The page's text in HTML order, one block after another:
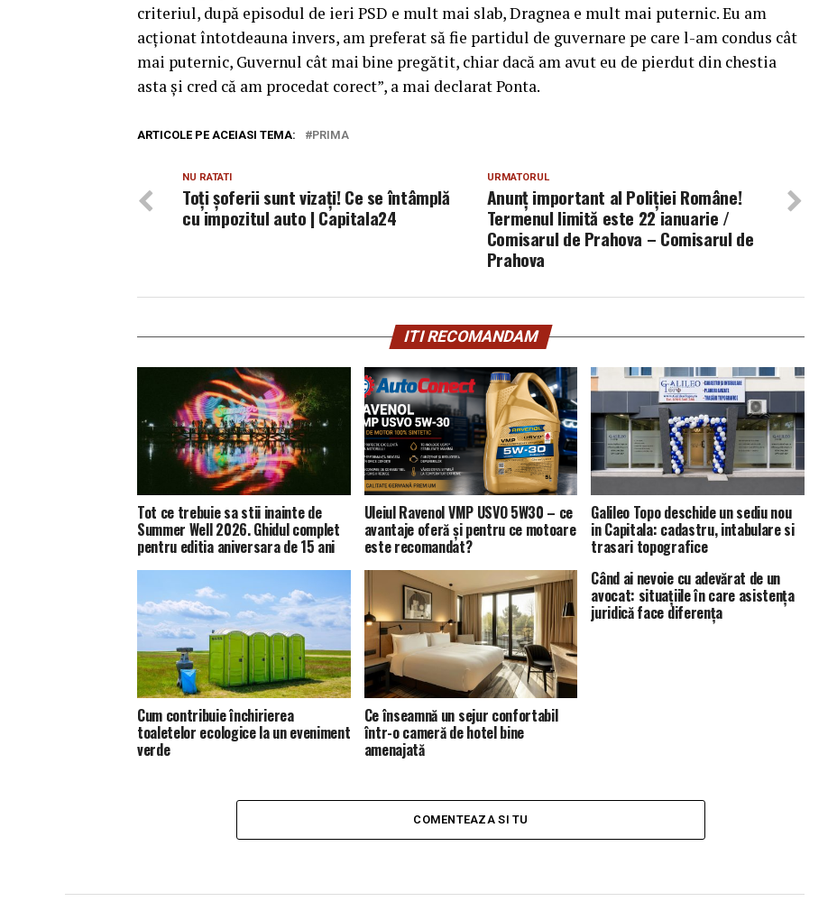
criteriul, după episodul de ieri PSD e mult mai slab, Dragnea e mult mai puternic. Eu am
acţionat întotdeauna invers, am preferat să fie partidul de guvernare pe care l-am condus cât
mai puternic, Guvernul cât mai bine pregătit, chiar dacă am avut eu de pierdut din chestia
asta şi cred că am procedat corect”, a mai declarat Ponta.
ARTICOLE PE ACEIASI TEMA: PRIMA
URMATORUL
Anunț important al Poliţiei Române!
Termenul limită este 22 ianuarie /
Comisarul de Prahova – Comisarul de
Prahova
NU RATATI
Toți șoferii sunt vizați! Ce se întâmplă
cu impozitul auto | Capitala24
ITI RECOMANDAM
Tot ce trebuie sa stii inainte de
Summer Well 2026. Ghidul complet
pentru editia aniversara de 15 ani
Uleiul Ravenol VMP USVO 5W30 – ce
avantaje oferă și pentru ce motoare
este recomandat?
Galileo Topo deschide un sediu nou
in Capitala: cadastru, intabulare si
trasari topografice
Cum contribuie închirierea
toaletelor ecologice la un eveniment
verde
Ce înseamnă un sejur confortabil
într-o cameră de hotel bine
amenajată
Când ai nevoie cu adevărat de un
avocat: situațiile în care asistența
juridică face diferența
COMENTEAZA SI TU